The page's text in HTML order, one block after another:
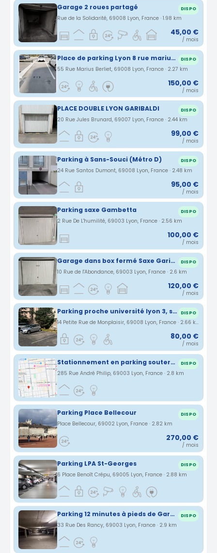
Garage 2 roues partagé DISPO
Rue de la Solidarité, 69008 Lyon, France · 1.98 km
45,00 €
/ mois
Place de parking Lyon 8 rue marius berliet DISPO
55 Rue Marius Berliet, 69008 Lyon, France · 2.27 km
150,00 €
/ mois
PLACE DOUBLE LYON GARIBALDI DISPO
20 Rue Jules Brunard, 69007 Lyon, France · 2.44 km
99,00 €
/ mois
Parking à Sans-Souci (Métro D) DISPO
24 Rue Santos Dumont, 69008 Lyon, France · 2.48 km
95,00 €
/ mois
Parking saxe Gambetta DISPO
2 Rue De L'humilité, 69003 Lyon, France · 2.56 km
100,00 €
/ mois
Garage dans box fermé Saxe Garibaldi DISPO
10 Rue de l'Abondance, 69003 Lyon, France · 2.6 km
120,00 €
/ mois
Parking proche université lyon 3, sans souci, monplaisir DISPO
14 Petite Rue de Monplaisir, 69008 Lyon, France · 2.66 km
80,00 €
/ mois
Stationnement en parking souterrain - Lyon 3 proche Place Voltaire & Piscine Garibaldi DISPO
285 Rue André Philip, 69003 Lyon, France · 2.8 km
Parking Place Bellecour DISPO
Place Bellecour, 69002 Lyon, France · 2.82 km
270,00 €
/ mois
Parking LPA St-Georges DISPO
6 Place Benoît Crépu, 69005 Lyon, France · 2.88 km
Parking 12 minutes à pieds de Gare Part Dieu (moins si vous marchez vite:) DISPO
33 Rue Des Rancy, 69003 Lyon, France · 2.9 km